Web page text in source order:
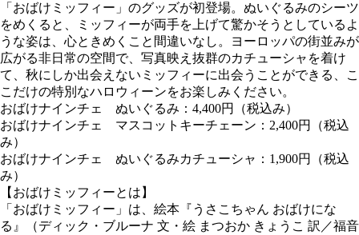
「おばけミッフィー」のグッズが初登場。ぬいぐるみのシーツ
をめくると、ミッフィーが両手を上げて驚かそうとしているよ
うな姿は、心ときめくこと間違いなし。ヨーロッパの街並みが
広がる非日常の空間で、写真映え抜群のカチューシャを着け
て、秋にしか出会えないミッフィーに出会うことができる、こ
こだけの特別なハロウィーンをお楽しみください。
おばけナインチェ ぬいぐるみ：4,400円（税込み）
おばけナインチェ マスコットキーチェーン：2,400円（税込
み）
おばけナインチェ ぬいぐるみカチューシャ：1,900円（税込
み）
【おばけミッフィーとは】
「おばけミッフィー」は、絵本『うさこちゃん おばけにな
る』（ディック・ブルーナ 文・絵 まつおか きょうこ 訳／福音